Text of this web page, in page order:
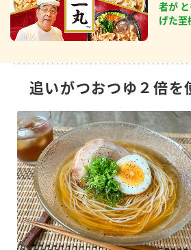
者が
げた至
追いがつおつゆ２倍を